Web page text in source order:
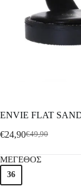
ENVIE FLAT
€49,90
€24,90
ΜΕΓΕΘΟΣ
36